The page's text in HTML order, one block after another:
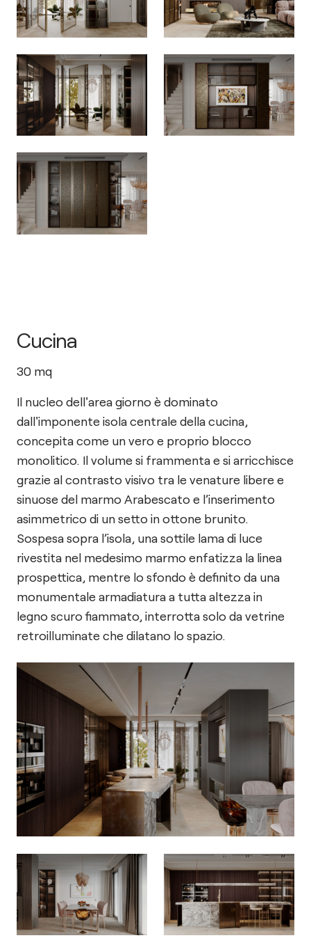
Cucina
30 mq
Il nucleo dell'area giorno è dominato
dall'imponente isola centrale della cucina,
concepita come un vero e proprio blocco
monolitico. Il volume si frammenta e si arricchisce
grazie al contrasto visivo tra le venature libere e
sinuose del marmo Arabescato e l’inserimento
asimmetrico di un setto in ottone brunito.
Sospesa sopra l’isola, una sottile lama di luce
rivestita nel medesimo marmo enfatizza la linea
prospettica, mentre lo sfondo è definito da una
monumentale armadiatura a tutta altezza in
legno scuro fiammato, interrotta solo da vetrine
retroilluminate che dilatano lo spazio.